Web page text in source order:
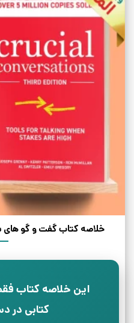
خلاصه کتاب گفت و گو های
این خلاصه کتاب
کتابی در